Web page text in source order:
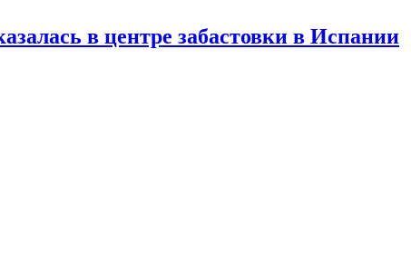
в центре забастовки в Испании